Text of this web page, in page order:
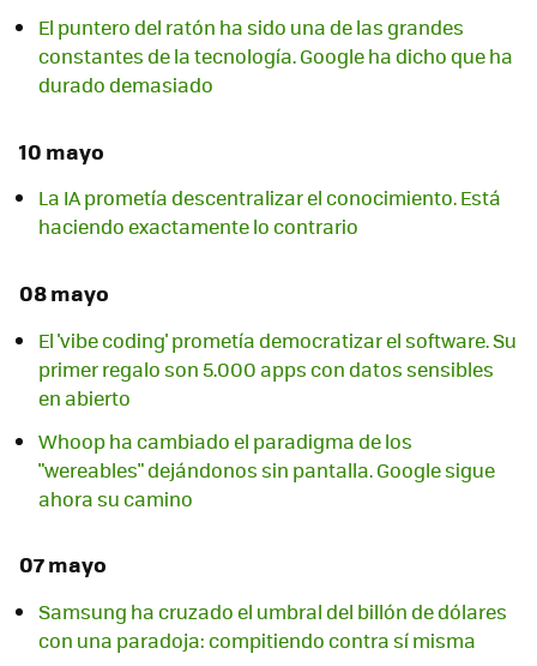
El puntero del ratón ha sido una de las grandes
constantes de la tecnología. Google ha dicho que ha
durado demasiado
10 mayo
La IA prometía descentralizar el conocimiento. Está
haciendo exactamente lo contrario
08 mayo
El 'vibe coding' prometía democratizar el software. Su
primer regalo son 5.000 apps con datos sensibles
en abierto
Whoop ha cambiado el paradigma de los
"wereables" dejándonos sin pantalla. Google sigue
ahora su camino
07 mayo
Samsung ha cruzado el umbral del billón de dólares
con una paradoja: compitiendo contra sí misma